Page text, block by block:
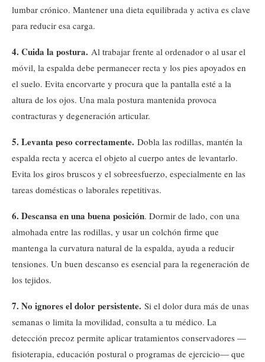
lumbar crónico. Mantener una dieta equilibrada y activa es clave
para reducir esa carga.
4. Cuida la postura. Al trabajar frente al ordenador o al usar el
móvil, la espalda debe permanecer recta y los pies apoyados en
el suelo. Evita encorvarte y procura que la pantalla esté a la
altura de los ojos. Una mala postura mantenida provoca
contracturas y degeneración articular.
5. Levanta peso correctamente. Dobla las rodillas, mantén la
espalda recta y acerca el objeto al cuerpo antes de levantarlo.
Evita los giros bruscos y el sobreesfuerzo, especialmente en las
tareas domésticas o laborales repetitivas.
6. Descansa en una buena posición. Dormir de lado, con una
almohada entre las rodillas, y usar un colchón firme que
mantenga la curvatura natural de la espalda, ayuda a reducir
tensiones. Un buen descanso es esencial para la regeneración de
los tejidos.
7. No ignores el dolor persistente. Si el dolor dura más de unas
semanas o limita la movilidad, consulta a tu médico. La
detección precoz permite aplicar tratamientos conservadores —
fisioterapia, educación postural o programas de ejercicio— que